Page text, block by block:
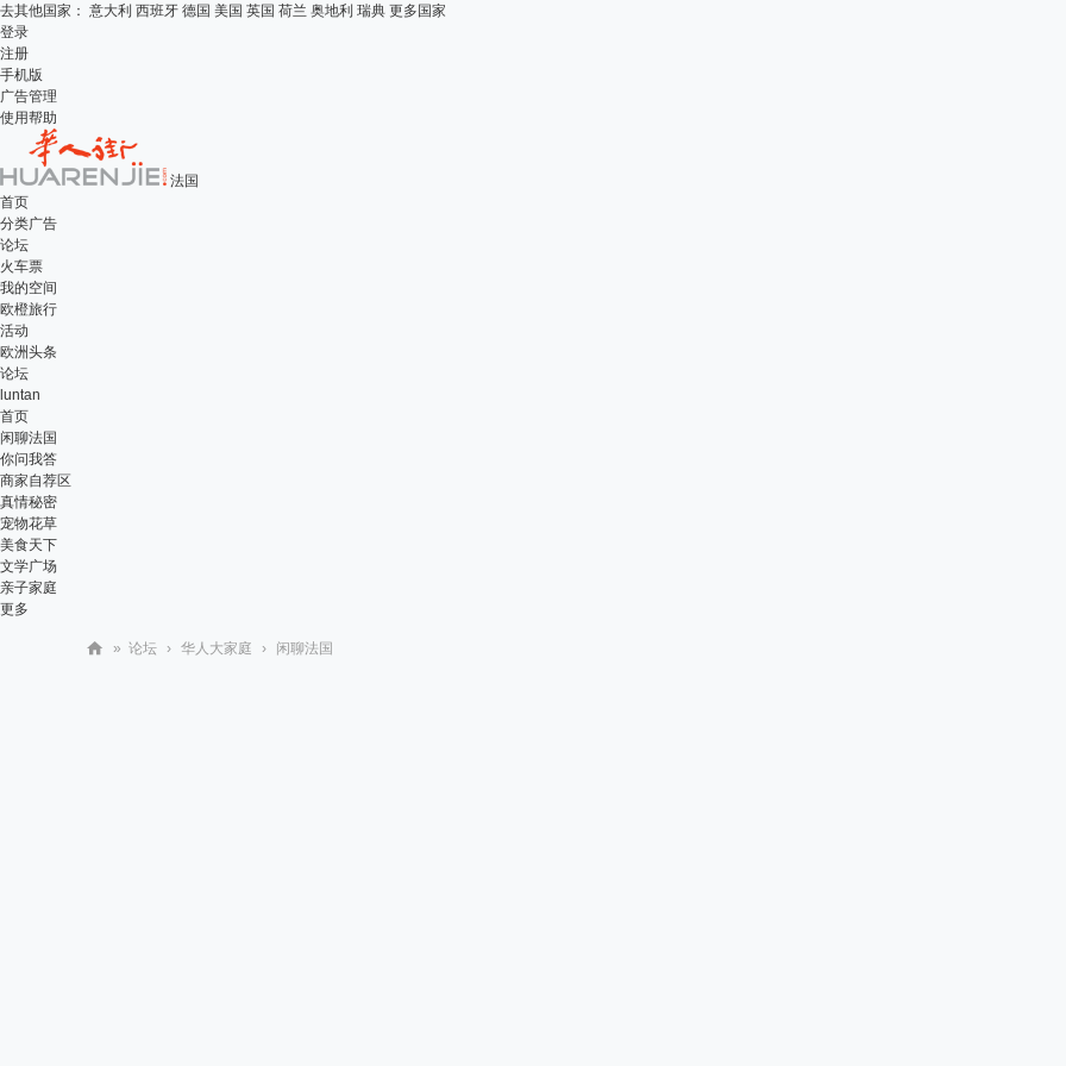
去其他国家： 意大利 西班牙 德国 美国 英国 荷兰 奥地利 瑞典 更多国家
登录
注册
手机版
广告管理
使用帮助
法国
首页
分类广告
论坛
火车票
我的空间
欧橙旅行
活动
欧洲头条
论坛
luntan
首页
闲聊法国
你问我答
商家自荐区
真情秘密
宠物花草
美食天下
文学广场
亲子家庭
更多
» 论坛 › 华人大家庭 › 闲聊法国